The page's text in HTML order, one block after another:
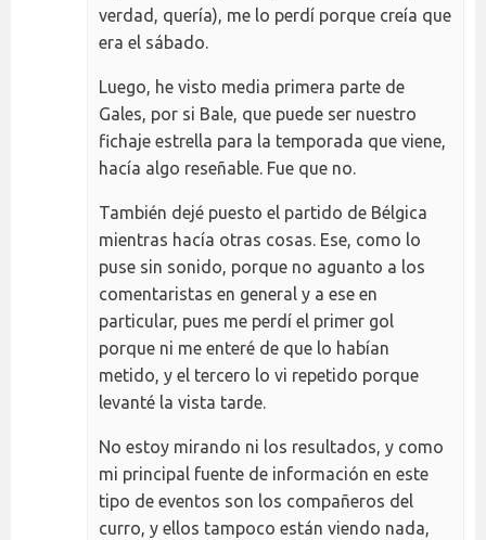
verdad, quería), me lo perdí porque creía que
era el sábado.
Luego, he visto media primera parte de
Gales, por si Bale, que puede ser nuestro
fichaje estrella para la temporada que viene,
hacía algo reseñable. Fue que no.
También dejé puesto el partido de Bélgica
mientras hacía otras cosas. Ese, como lo
puse sin sonido, porque no aguanto a los
comentaristas en general y a ese en
particular, pues me perdí el primer gol
porque ni me enteré de que lo habían
metido, y el tercero lo vi repetido porque
levanté la vista tarde.
No estoy mirando ni los resultados, y como
mi principal fuente de información en este
tipo de eventos son los compañeros del
curro, y ellos tampoco están viendo nada,